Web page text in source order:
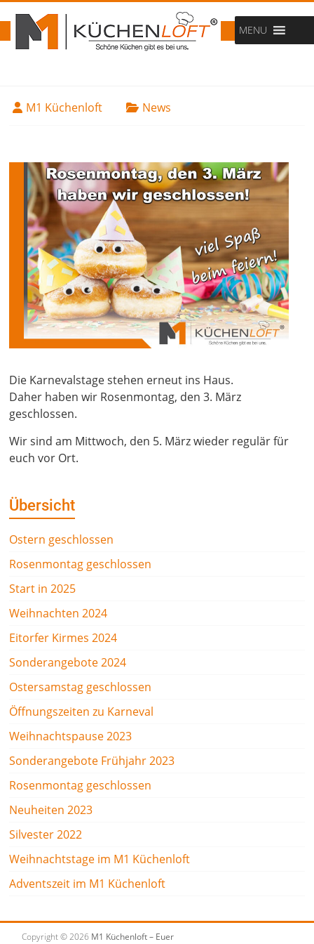
MENU
M1 Küchenloft News
Die Karnevalstage stehen erneut ins Haus.
Daher haben wir Rosenmontag, den 3. März
geschlossen.
Wir sind am Mittwoch, den 5. März wieder regulär für
euch vor Ort.
Übersicht
Ostern geschlossen
Rosenmontag geschlossen
Start in 2025
Weihnachten 2024
Eitorfer Kirmes 2024
Sonderangebote 2024
Ostersamstag geschlossen
Öffnungszeiten zu Karneval
Weihnachtspause 2023
Sonderangebote Frühjahr 2023
Rosenmontag geschlossen
Neuheiten 2023
Silvester 2022
Weihnachtstage im M1 Küchenloft
Adventszeit im M1 Küchenloft
Copyright © 2026 M1 Küchenloft – Euer